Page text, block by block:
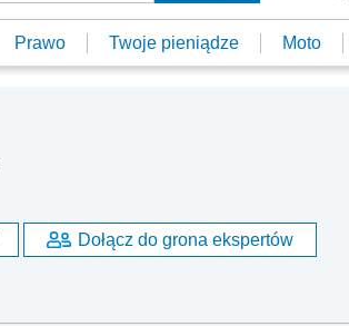
Prawo Twoje pieniądze Moto
Dołącz do grona ekspertów